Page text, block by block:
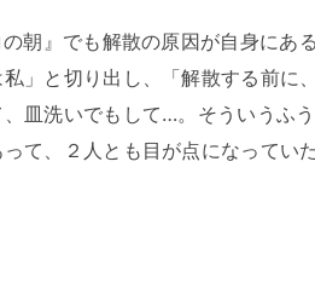
朝』でも解散の原因が自身にある
」と切り出し、「解散する前に
皿洗いでもして…。そういうふ
て、２人とも目が点になってい